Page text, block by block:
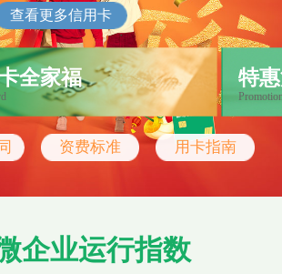
查看更多信用卡
全家福 特
资费标准 用卡指南
企业运行指数